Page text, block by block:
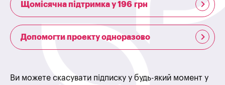
Щомісячна підтримка у 196 грн
Допомогти проекту одноразово
Ви можете скасувати підписку у будь-який момент у